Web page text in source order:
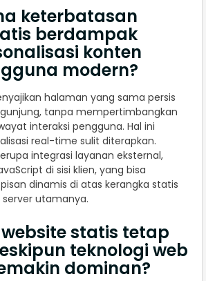
keterbatasan
berdampak
konten
modern?
halaman yang sama persis
tanpa mempertimbangkan
interaksi pengguna. Hal ini
real-time sulit diterapkan.
integrasi layanan eksternal,
di sisi klien, yang bisa
dinamis di atas kerangka statis
utamanya.
statis tetap
teknologi web
dominan?